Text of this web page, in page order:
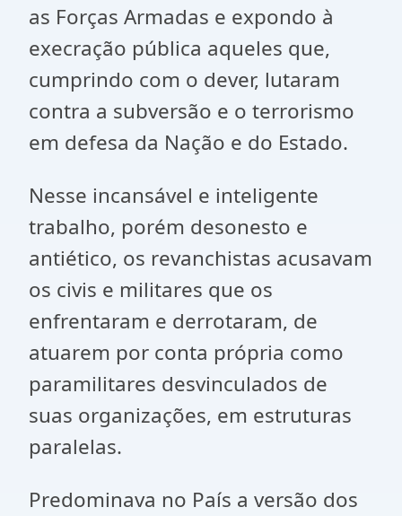
as Forças Armadas e expondo à
execração pública aqueles que,
cumprindo com o dever, lutaram
contra a subversão e o terrorismo
em defesa da Nação e do Estado.
Nesse incansável e inteligente
trabalho, porém desonesto e
antiético, os revanchistas acusavam
os civis e militares que os
enfrentaram e derrotaram, de
atuarem por conta própria como
paramilitares desvinculados de
suas organizações, em estruturas
paralelas.
Predominava no País a versão dos